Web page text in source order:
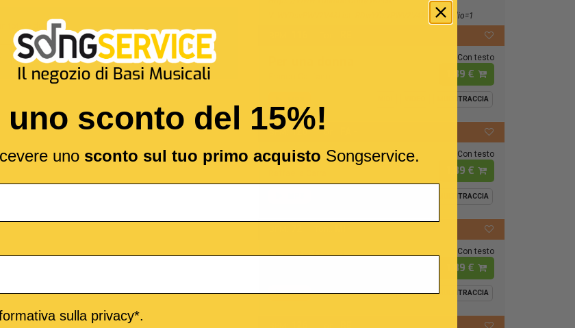
87
5
V=wYDsvPWV2V4&list=RDwYDsvPWV2V4&start_radio=1
Con testo
1,89 €
MULTITRACCIA
BPM: 120 Ton.:
Luca Con testo
1,89 €
MULTITRACCIA
I Cento Passi Con testo
1,89 €
MP3 MIDI VIDEO MULTITRACCIA
uno sconto del 15%!
uno sconto sul tuo primo acquisto Songservice.
sulla privacy*.